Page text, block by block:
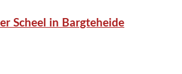
Scheel in Bargteheide